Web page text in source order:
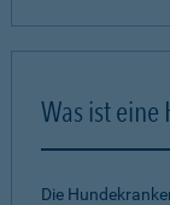
Was ist
Die